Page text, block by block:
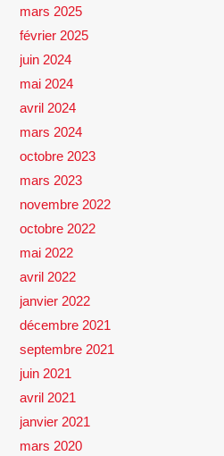
mars 2025
février 2025
juin 2024
mai 2024
avril 2024
mars 2024
octobre 2023
mars 2023
novembre 2022
octobre 2022
mai 2022
avril 2022
janvier 2022
décembre 2021
septembre 2021
juin 2021
avril 2021
janvier 2021
mars 2020